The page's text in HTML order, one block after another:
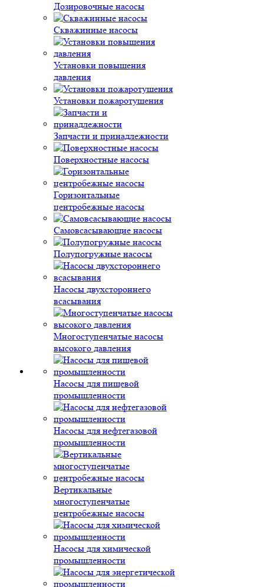
Дозировочные насосы
Скважинные насосы
Установки повышения
давления
Установки пожаротушения
Запчасти и принадлежности
Поверхностные насосы
Горизонтальные
центробежные насосы
Самовсасывающие насосы
Полупогружные насосы
Насосы двухстороннего
всасывания
Многоступенчатые насосы
высокого давления
Насосы для пищевой
промышленности
Насосы для нефтегазовой
промышленности
Вертикальные
многоступенчатые
центробежные насосы
Насосы для химической
промышленности